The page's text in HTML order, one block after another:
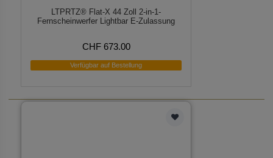
LTPRTZ® Flat-X 44 Zoll 2-in-1-
Fernscheinwerfer Lightbar E-Zulassung
CHF 673.00
Verfügbar auf Bestellung